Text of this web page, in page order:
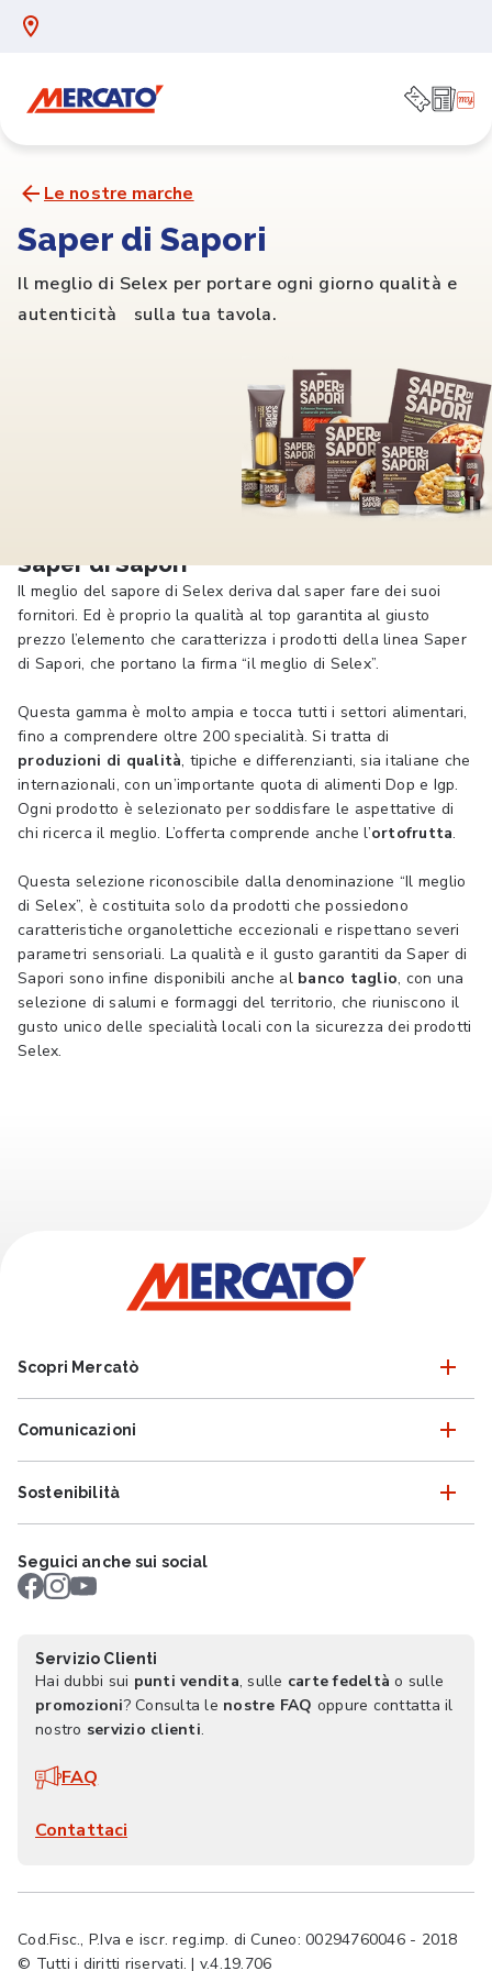
Le nostre marche
Saper di Sapori
Il meglio di Selex per portare ogni giorno qualità e
autenticità sulla tua tavola.
Saper di Sapori
Il meglio del sapore di Selex deriva dal saper fare dei suoi
fornitori. Ed è proprio la qualità al top garantita al giusto
prezzo l’elemento che caratterizza i prodotti della linea Saper
di Sapori, che portano la firma “il meglio di Selex”.
Questa gamma è molto ampia e tocca tutti i settori alimentari,
fino a comprendere oltre 200 specialità. Si tratta di
produzioni di qualità, tipiche e differenzianti, sia italiane che
internazionali, con un’importante quota di alimenti Dop e Igp.
Ogni prodotto è selezionato per soddisfare le aspettative di
chi ricerca il meglio. L’offerta comprende anche l’ortofrutta.
Questa selezione riconoscibile dalla denominazione “Il meglio
di Selex”, è costituita solo da prodotti che possiedono
caratteristiche organolettiche eccezionali e rispettano severi
parametri sensoriali. La qualità e il gusto garantiti da Saper di
Sapori sono infine disponibili anche al banco taglio, con una
selezione di salumi e formaggi del territorio, che riuniscono il
gusto unico delle specialità locali con la sicurezza dei prodotti
Selex.
Scopri Mercatò
Comunicazioni
Sostenibilità
Seguici anche sui social
Servizio Clienti
Hai dubbi sui punti vendita, sulle carte fedeltà o sulle
promozioni? Consulta le nostre FAQ oppure conttatta il
nostro servizio clienti.
FAQ
Contattaci
Cod.Fisc., P.Iva e iscr. reg.imp. di Cuneo: 00294760046 - 2018
© Tutti i diritti riservati. | v.4.19.706